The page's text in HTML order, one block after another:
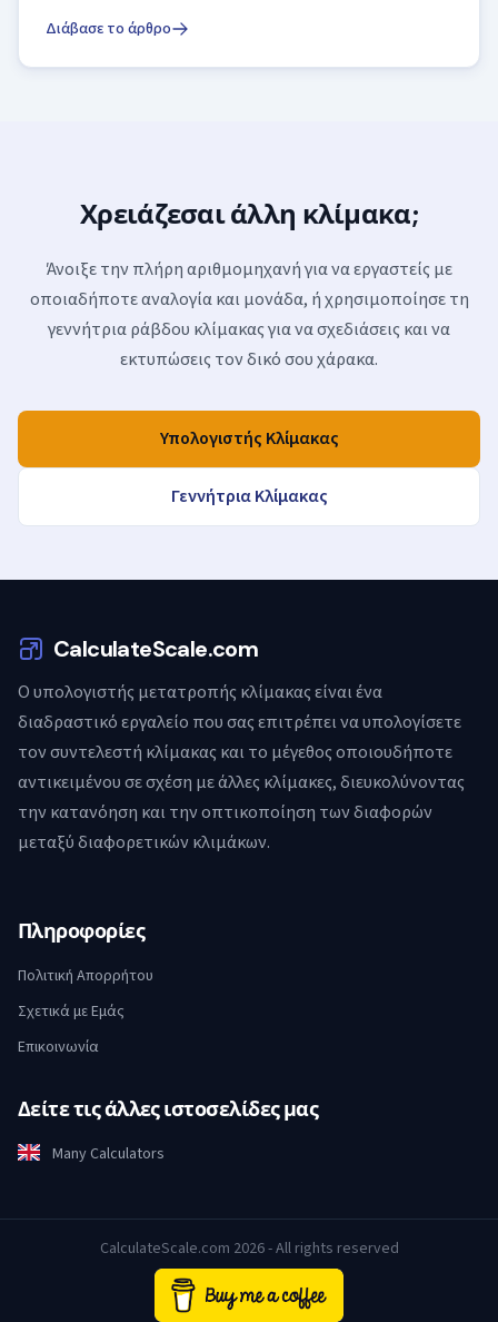
Διάβασε το άρθρο
Χρειάζεσαι άλλη κλίμακα;
Άνοιξε την πλήρη αριθμομηχανή για να εργαστείς με
οποιαδήποτε αναλογία και μονάδα, ή χρησιμοποίησε τη
γεννήτρια ράβδου κλίμακας για να σχεδιάσεις και να
εκτυπώσεις τον δικό σου χάρακα.
Υπολογιστής Κλίμακας
Γεννήτρια Κλίμακας
CalculateScale.com
Ο υπολογιστής μετατροπής κλίμακας είναι ένα
διαδραστικό εργαλείο που σας επιτρέπει να υπολογίσετε
τον συντελεστή κλίμακας και το μέγεθος οποιουδήποτε
αντικειμένου σε σχέση με άλλες κλίμακες, διευκολύνοντας
την κατανόηση και την οπτικοποίηση των διαφορών
μεταξύ διαφορετικών κλιμάκων.
Πληροφορίες
Πολιτική Απορρήτου
Σχετικά με Εμάς
Επικοινωνία
Δείτε τις άλλες ιστοσελίδες μας
Many Calculators
CalculateScale.com 2026 - All rights reserved